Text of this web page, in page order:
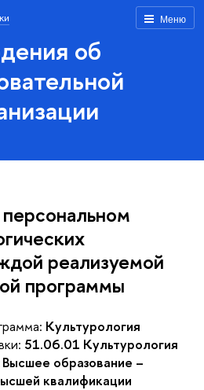
Меню
об
реализуемой
программы
Культурология
51.06.01 Культурология
Высшее образование –
квалификации